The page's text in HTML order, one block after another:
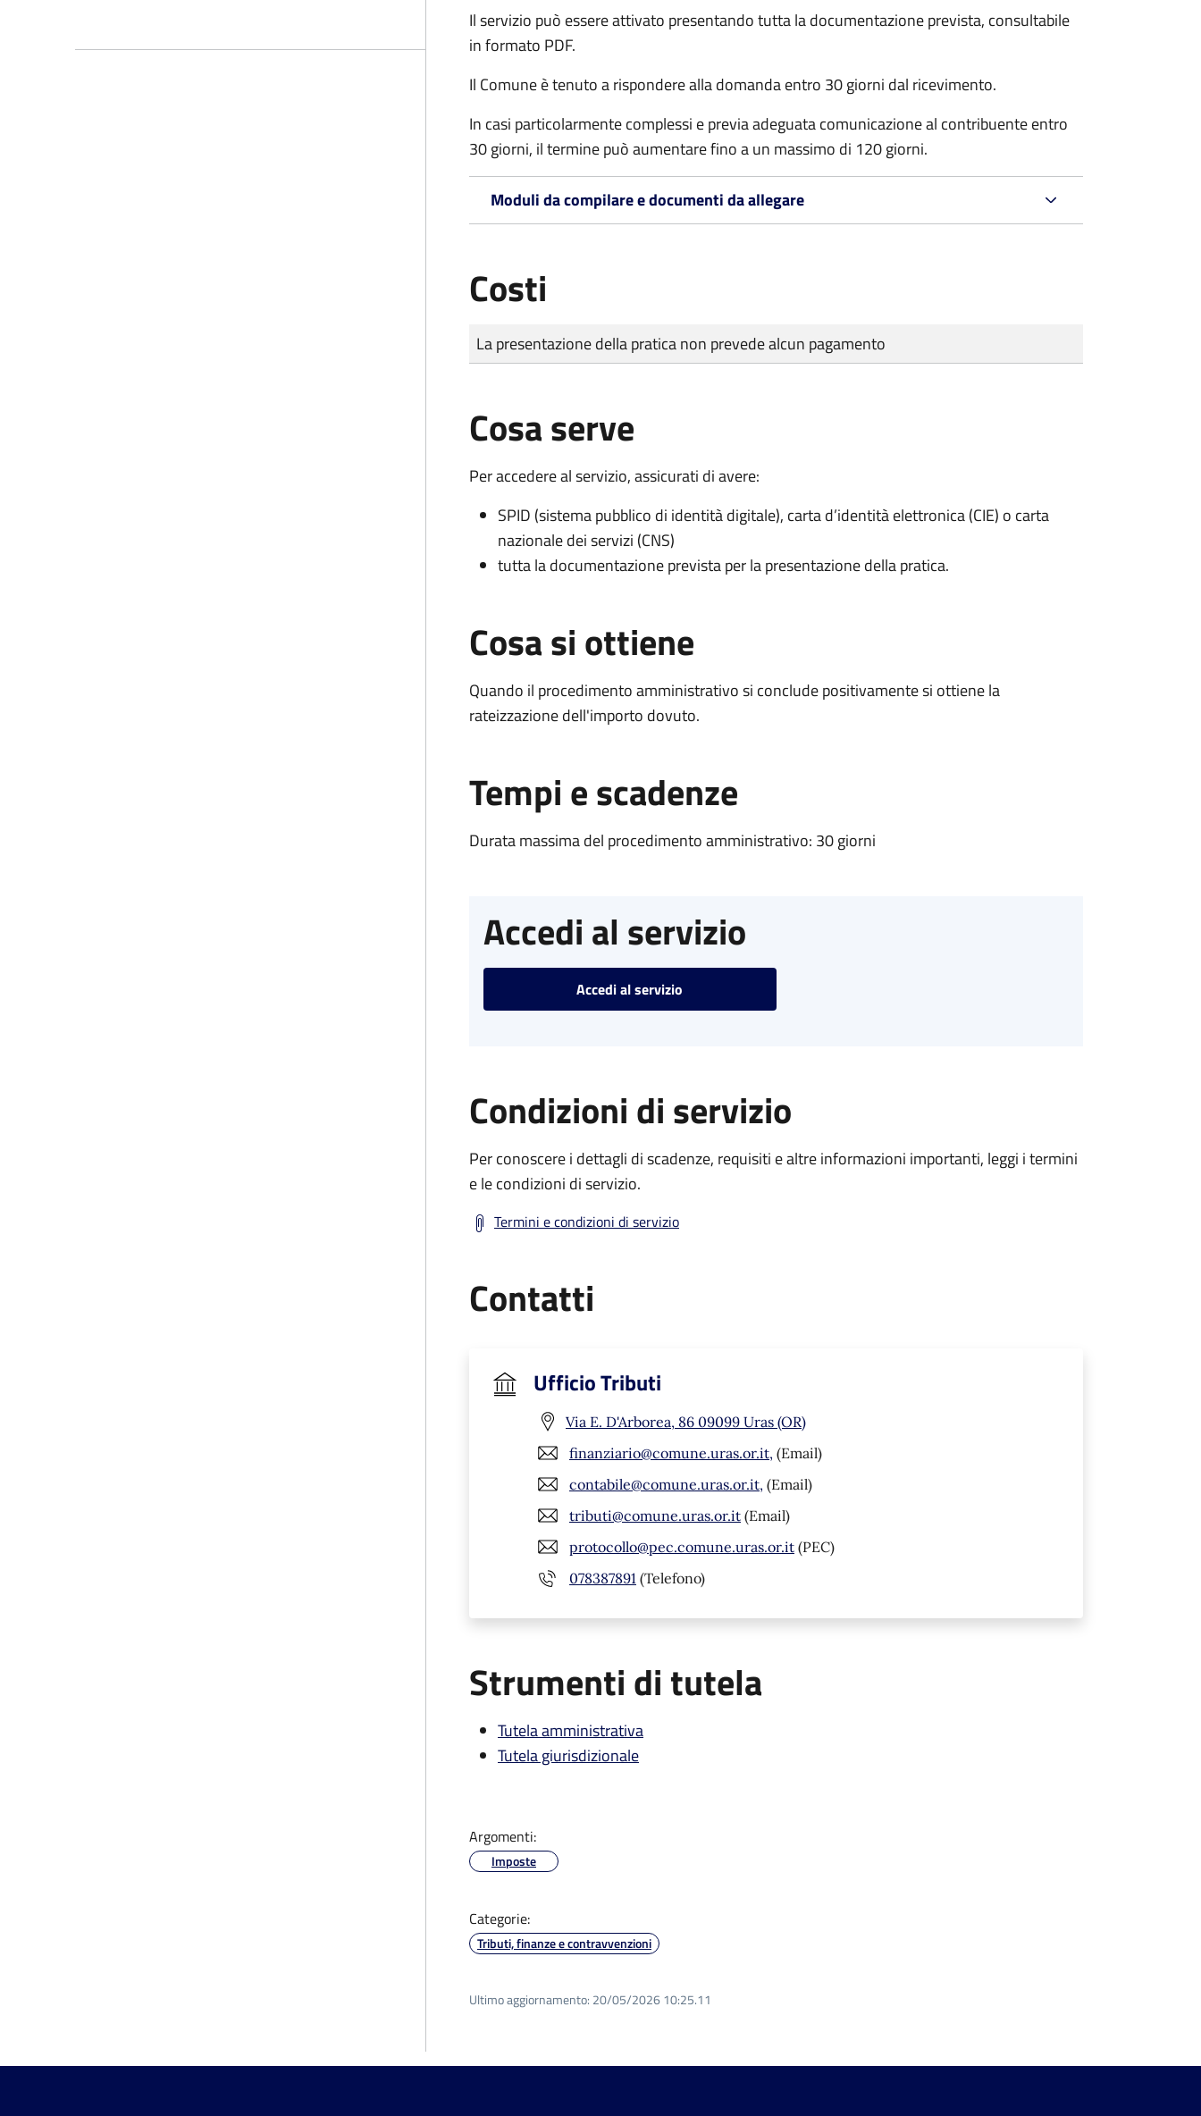
Il servizio può essere attivato presentando tutta la documentazione prevista, consultabile
in formato PDF.
Il Comune è tenuto a rispondere alla domanda entro 30 giorni dal ricevimento.
In casi particolarmente complessi e previa adeguata comunicazione al contribuente entro
30 giorni, il termine può aumentare fino a un massimo di 120 giorni.
Moduli da compilare e documenti da allegare
Costi
Tipo di pagamento
Importo
La presentazione della pratica non prevede alcun pagamento
Cosa serve
Per accedere al servizio, assicurati di avere:
SPID (sistema pubblico di identità digitale), carta d’identità elettronica (CIE) o carta
nazionale dei servizi (CNS)
tutta la documentazione prevista per la presentazione della pratica.
Cosa si ottiene
Quando il procedimento amministrativo si conclude positivamente si ottiene la
rateizzazione dell'importo dovuto.
Tempi e scadenze
Durata massima del procedimento amministrativo: 30 giorni
Accedi al servizio
Accedi al servizio
Condizioni di servizio
Per conoscere i dettagli di scadenze, requisiti e altre informazioni importanti, leggi i termini
e le condizioni di servizio.
Termini e condizioni di servizio
Contatti
Ufficio Tributi
Via E. D'Arborea, 86 09099 Uras (OR)
finanziario@comune.uras.or.it, (Email)
contabile@comune.uras.or.it, (Email)
tributi@comune.uras.or.it (Email)
protocollo@pec.comune.uras.or.it (PEC)
078387891 (Telefono)
Strumenti di tutela
Tutela amministrativa
Tutela giurisdizionale
Argomenti:
Imposte
Categorie:
Tributi, finanze e contravvenzioni
Ultimo aggiornamento: 20/05/2026 10:25.11